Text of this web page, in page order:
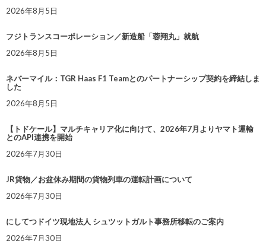
2026年8月5日
フジトランスコーポレーション／新造船「蓉翔丸」就航
2026年8月5日
ネバーマイル：TGR Haas F1 Teamとのパートナーシップ契約を締結しま
した
2026年8月5日
【トドケール】マルチキャリア化に向けて、2026年7月よりヤマト運輸
とのAPI連携を開始
2026年7月30日
JR貨物／お盆休み期間の貨物列車の運転計画について
2026年7月30日
にしてつドイツ現地法人 シュツットガルト事務所移転のご案内
2026年7月30日